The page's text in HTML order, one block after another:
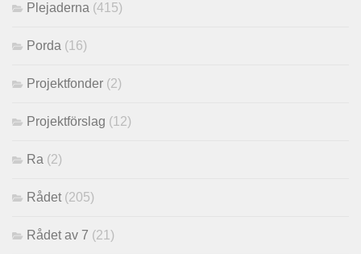
Plejaderna (415)
Porda (16)
Projektfonder (2)
Projektförslag (12)
Ra (2)
Rådet(205)
Rådet av 7 (21)